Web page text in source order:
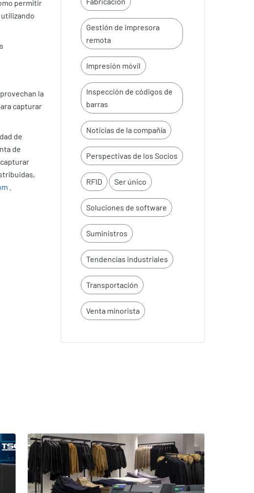
permitir
la
capturar
de
de
.
Gestión de impresora
remota
Impresión móvil
Inspección de códigos de
barras
Noticias de la compañía
Perspectivas de los Socios
RFID Ser único
Soluciones de software
Suministros
Tendencias industriales
Transportación
Venta minorista